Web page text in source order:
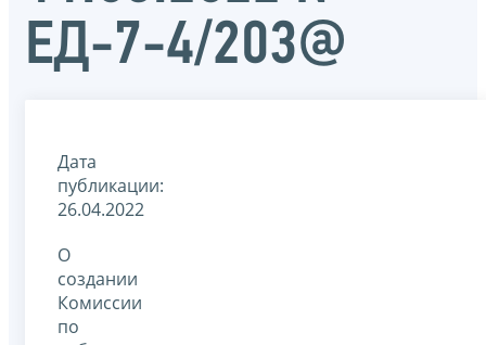
ЕД-7-4/203@
Дата
публикации:
26.04.2022
О
создании
Комиссии
по